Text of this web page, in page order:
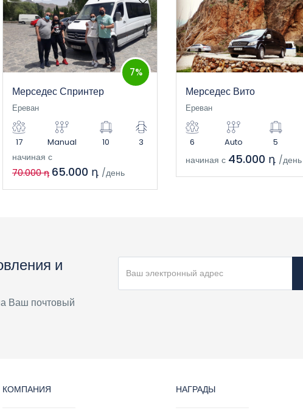
Мерседес Спринтер
7%
Ереван
17 Manual 10 3
начиная с
70.000 դ 65.000 դ /день
Мерседес Вито
Ереван
6 Auto 5
начиная с 45.000 դ /день
и
Ваш почтовый
КОМПАНИЯ НАГРАДЫ